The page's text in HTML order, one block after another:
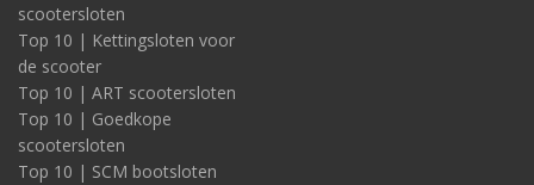
scootersloten
Top 10 | Kettingsloten voor
de scooter
Top 10 | ART scootersloten
Top 10 | Goedkope
scootersloten
Top 10 | SCM bootsloten